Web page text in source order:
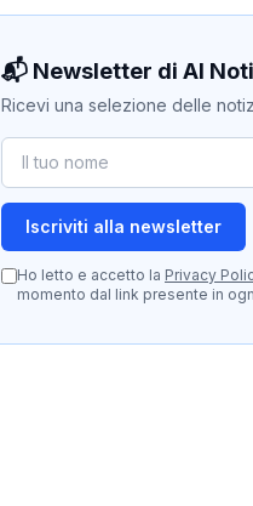
📬 Newsletter di AI
Ricevi una selezione delle
Iscriviti alla newsletter
Ho letto e accetto la Privacy
momento dal link presente in